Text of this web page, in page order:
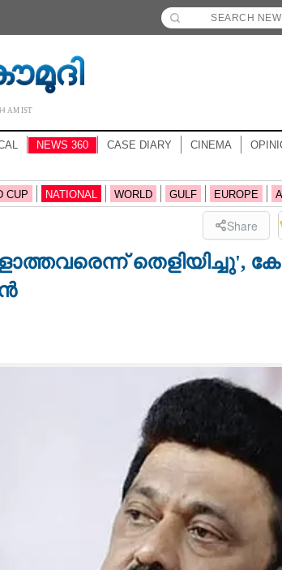
AM IST
NEWS 360 CASE DIARY CINEMA
CUP NATIONAL WORLD GULF EUROPE
Share